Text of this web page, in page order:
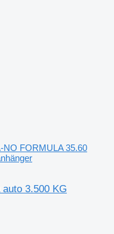
NO FORMULA 35.60
3.500 KG